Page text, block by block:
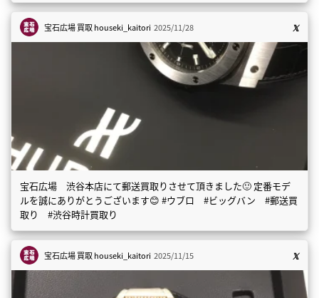
宝石広場 買取houseki_kaitori 2025/11/28
宝石広場 渋谷本店にて郵送買取りさせて頂きました🙂 定番モデ
ルを誠にありがとうございます😊 #ウブロ #ビッグバン #郵送買
取り #渋谷時計買取り
宝石広場 買取houseki_kaitori 2025/11/15